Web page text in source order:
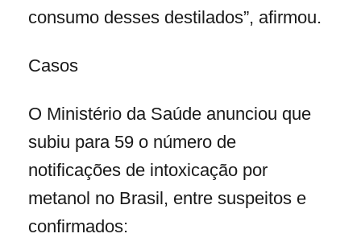
consumo desses destilados”, afirmou.
Casos
O Ministério da Saúde anunciou que
subiu para 59 o número de
notificações de intoxicação por
metanol no Brasil, entre suspeitos e
confirmados: